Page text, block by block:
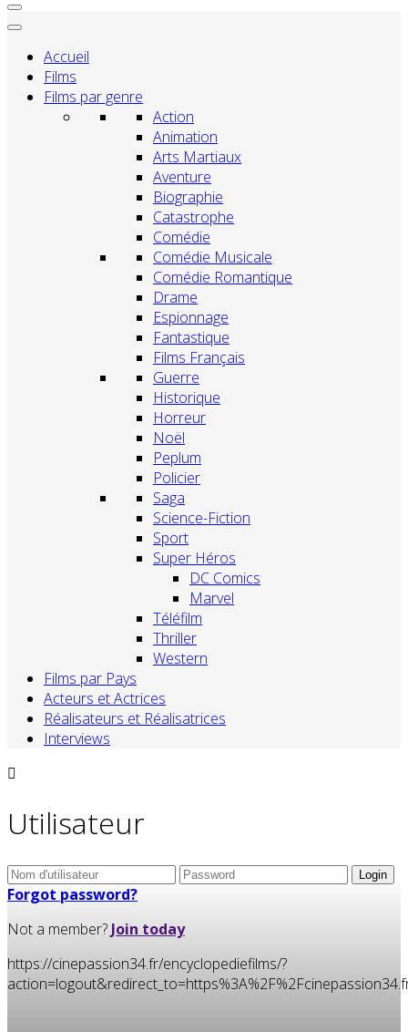
Accueil
Films
Films par genre
Action
Animation
Arts Martiaux
Aventure
Biographie
Catastrophe
Comédie
Comédie Musicale
Comédie Romantique
Drame
Espionnage
Fantastique
Films Français
Guerre
Historique
Horreur
Noël
Peplum
Policier
Saga
Science-Fiction
Sport
Super Héros
DC Comics
Marvel
Téléfilm
Thriller
Western
Films par Pays
Acteurs et Actrices
Réalisateurs et Réalisatrices
Interviews
Utilisateur
Forgot password?
Not a member? Join today
https://cinepassion34.fr/encyclopediefilms/?